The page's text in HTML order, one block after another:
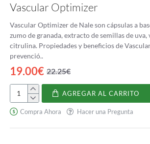
Vascular Optimizer
Vascular Optimizer de Nale son cápsulas a
zumo de granada, extracto de semillas de uva,
citrulina. Propiedades y beneficios de Vascular Optimizer 1.-
prevenció..
19.00€ 22.25€
Vascular
Optimizer
AGREGAR AL CARRITO
Compra Ahora Hacer una Pregunta